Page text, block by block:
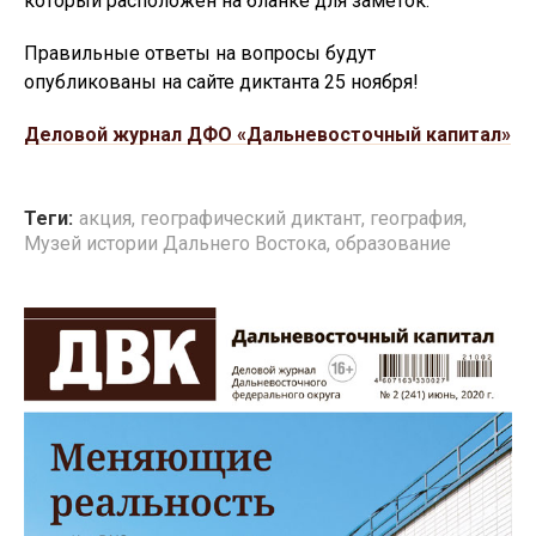
Правильные ответы на вопросы будут
опубликованы на сайте диктанта 25 ноября!
Деловой журнал ДФО «Дальневосточный капитал»
Теги: акция, географический диктант, география,
Музей истории Дальнего Востока, образование